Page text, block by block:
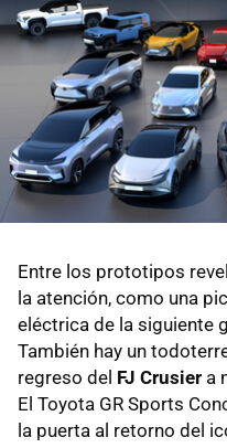
Entre los prototipos
la atención, como una
eléctrica de la siguiente
También hay un
regreso del FJ Crusier a
El Toyota GR Sports
la puerta al retorno del